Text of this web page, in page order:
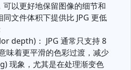
可以更好地保留图像的细节和
文件体积下提供比 JPG 更低
depth)： JPG 通常只支持 8
味着更平滑的色彩过渡，减少
现象，尤其是在处理渐变色